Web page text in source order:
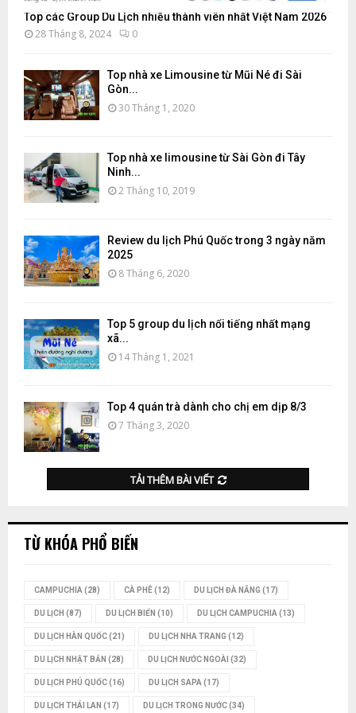
Top các Group Du Lịch nhiều thành viên nhất Việt Nam 2026
28 Tháng 8, 2024 0
Top nhà xe Limousine từ Mũi Né đi Sài
Gòn...
30 Tháng 1, 2020
Top nhà xe limousine từ Sài Gòn đi Tây
Ninh...
2 Tháng 10, 2019
Review du lịch Phú Quốc trong 3 ngày năm
2025
8 Tháng 6, 2020
Top 5 group du lịch nổi tiếng nhất mạng
xã...
14 Tháng 1, 2021
Top 4 quán trà dành cho chị em dịp 8/3
7 Tháng 3, 2020
TẢI THÊM BÀI VIẾT
TỪ KHÓA PHỔ BIẾN
CAMPUCHIA(28) CÀ PHÊ(12) DU LỊCH ĐÀ NẴNG (17)
DU LỊCH (87) DU LỊCH BIỂN (10) DU LỊCH CAMPUCHIA(13)
DU LỊCH HÀN QUỐC(21) DU LỊCH NHA TRANG (12)
DU LỊCH NHẬT BẢN (28) DU LỊCH NƯỚC NGOÀI (32)
DU LỊCH PHÚ QUỐC(16) DU LỊCH SAPA(17)
DU LỊCH THÁI LAN (17) DU LỊCH TRONG NƯỚC(34)